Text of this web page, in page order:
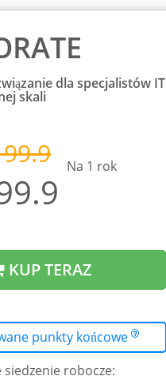
dla specjalistów IT
skali
Na 1 rok
KUP TERAZ
punkty końcowe
robocze: